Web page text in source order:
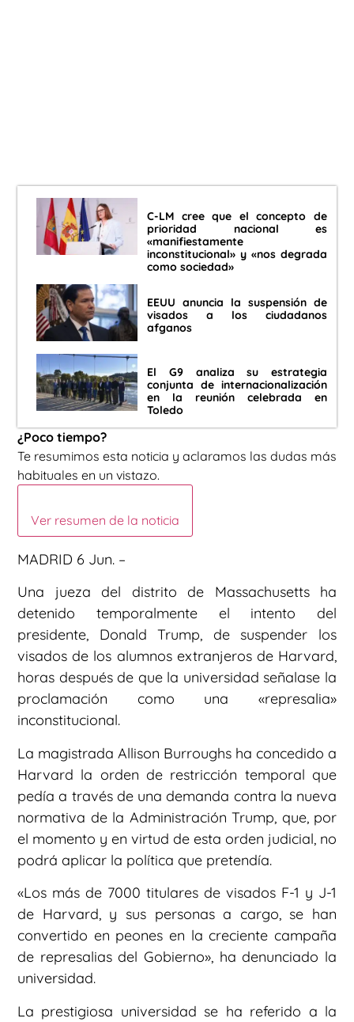
C-LM cree que el concepto de
prioridad nacional es
«manifiestamente
inconstitucional» y «nos degrada
como sociedad»
EEUU anuncia la suspensión de
visados a los ciudadanos
afganos
El G9 analiza su estrategia
conjunta de internacionalización
en la reunión celebrada en
Toledo
¿Poco tiempo?
Te resumimos esta noticia y aclaramos las dudas más
habituales en un vistazo.
Ver resumen de la noticia
MADRID 6 Jun. –
Una jueza del distrito de Massachusetts ha
detenido temporalmente el intento del
presidente, Donald Trump, de suspender los
visados de los alumnos extranjeros de Harvard,
horas después de que la universidad señalase la
proclamación como una «represalia»
inconstitucional.
La magistrada Allison Burroughs ha concedido a
Harvard la orden de restricción temporal que
pedía a través de una demanda contra la nueva
normativa de la Administración Trump, que, por
el momento y en virtud de esta orden judicial, no
podrá aplicar la política que pretendía.
«Los más de 7000 titulares de visados F-1 y J-1
de Harvard, y sus personas a cargo, se han
convertido en peones en la creciente campaña
de represalias del Gobierno», ha denunciado la
universidad.
La prestigiosa universidad se ha referido a la